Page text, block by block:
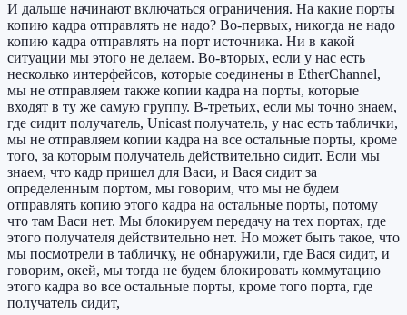
И дальше начинают включаться ограничения. На какие порты
копию кадра отправлять не надо? Во-первых, никогда не надо
копию кадра отправлять на порт источника. Ни в какой
ситуации мы этого не делаем. Во-вторых, если у нас есть
несколько интерфейсов, которые соединены в EtherChannel,
мы не отправляем также копии кадра на порты, которые
входят в ту же самую группу. В-третьих, если мы точно знаем,
где сидит получатель, Unicast получатель, у нас есть таблички,
мы не отправляем копии кадра на все остальные порты, кроме
того, за которым получатель действительно сидит. Если мы
знаем, что кадр пришел для Васи, и Вася сидит за
определенным портом, мы говорим, что мы не будем
отправлять копию этого кадра на остальные порты, потому
что там Васи нет. Мы блокируем передачу на тех портах, где
этого получателя действительно нет. Но может быть такое, что
мы посмотрели в табличку, не обнаружили, где Вася сидит, и
говорим, окей, мы тогда не будем блокировать коммутацию
этого кадра во все остальные порты, кроме того порта, где
получатель сидит,